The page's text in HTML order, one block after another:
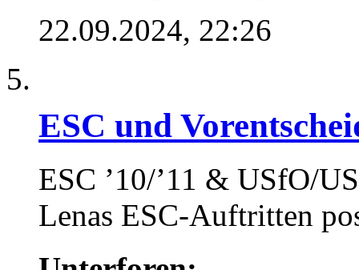
22.09.2024, 22:26
ESC und
ESC ’10/’11 & USfO/
Lenas ESC-Auftritten